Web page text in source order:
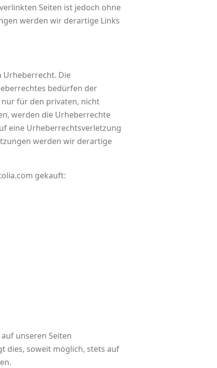
Seiten ist jedoch ohne
werden wir derartige Links
Urheberrecht. Die
bedürfen der
nur für den privaten, nicht
werden die Urheberrechte
eine Urheberrechtsverletzung
werden wir derartige
gekauft:
unseren Seiten
dies, soweit möglich, stets auf